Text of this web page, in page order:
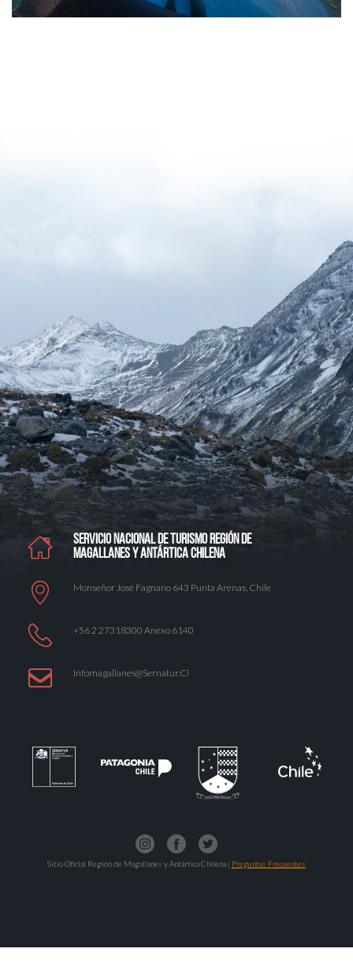
SERVICIO NACIONAL DE TURISMO REGIÓN DE
MAGALLANES Y ANTÁRTICA CHILENA
Monseñor José Fagnano 643 Punta Arenas, Chile
+56 2 27318300 Anexo 6140
Infomagallanes@Sernatur.cl
Sitio Oficial Región de Magallanes y Antártica Chilena | Preguntas Frecuentes